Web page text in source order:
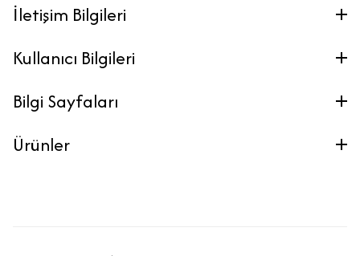
İletişim Bilgileri
Kullanıcı Bilgileri
Bilgi Sayfaları
Ürünler